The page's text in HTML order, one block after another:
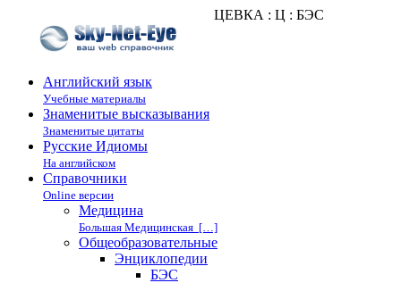
ЦЕВКА : Ц : БЭС
Английский язык
Учебные материалы
Знаменитые высказывания
Знаменитые цитаты
Русские Идиомы
На английском
Справочники
Online версии
Медицина
Большая Медицинская […]
Общеобразовательные
Энциклопедии
БЭС